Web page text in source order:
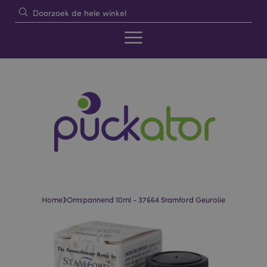
Home›Ontspannend 10ml - 37664 Stamford Geurolie